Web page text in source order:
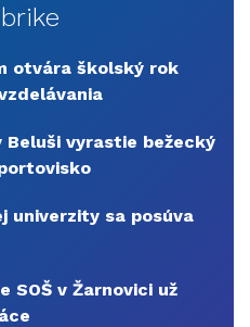
otvára školský rok
Beluši vyrastie bežecký
univerzity sa posúva
SOŠ v Žarnovici už